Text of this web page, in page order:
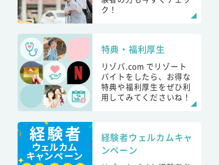
ク！
特典・福利厚生
リゾバ.com でリゾート
バイトをしたら、お得な
特典や福利厚生をぜひ利
用してみてくださいね！
経験者ウェルカムキャ
ンペーン